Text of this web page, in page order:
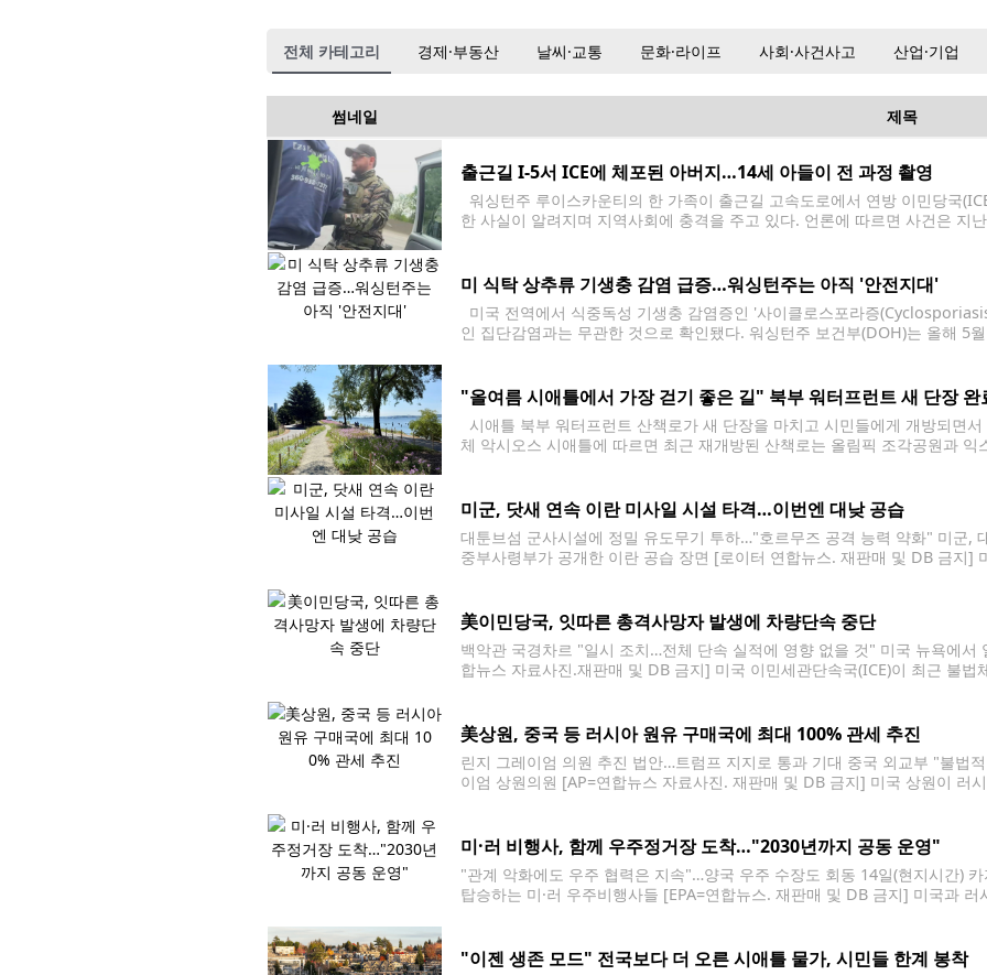
전체 카테고리 경제·부동산 날씨·교통 문화·라이프 사회·사건사고 산업·기업
썸네일 제목
출근길 I-5서 ICE에 체포된 아버지…14세 아들이 전 과정 촬영
워싱턴주 루이스카운티의 한 가족이 출근길 고속도로에서 연방 이민당국
한 사실이 알려지며 지역사회에 충격을 주고 있다. 언론에 따르면 사건은 지
미 식탁 상추류 기생충 감염 급증…워싱턴주는 아직 '안전지대'
미국 전역에서 식중독성 기생충 감염증인 '사이클로스포라증
인 집단감염과는 무관한 것으로 확인됐다. 워싱턴주 보건부(DOH)는 올해 5
"올여름 시애틀에서 가장 걷기 좋은 길" 북부 워터프런트 새 단장 완
시애틀 북부 워터프런트 산책로가 새 단장을 마치고 시민들에게 개방되면
체 악시오스 시애틀에 따르면 최근 재개방된 산책로는 올림픽 조각공원과
미군, 닷새 연속 이란 미사일 시설 타격…이번엔 대낮 공습
대툰브섬 군사시설에 정밀 유도무기 투하…"호르무즈 공격 능력 약화" 미군,
중부사령부가 공개한 이란 공습 장면 [로이터 연합뉴스. 재판매 및 DB 금지]
美이민당국, 잇따른 총격사망자 발생에 차량단속 중단
백악관 국경차르 "일시 조치…전체 단속 실적에 영향 없을 것" 미국 뉴욕에서
합뉴스 자료사진.재판매 및 DB 금지] 미국 이민세관단속국(ICE)이 최근 불
美상원, 중국 등 러시아 원유 구매국에 최대 100% 관세 추진
린지 그레이엄 의원 추진 법안…트럼프 지지로 통과 기대 중국 외교부 "불법
이엄 상원의원 [AP=연합뉴스 자료사진. 재판매 및 DB 금지] 미국 상원이 러
미·러 비행사, 함께 우주정거장 도착…"2030년까지 공동 운영"
"관계 악화에도 우주 협력은 지속"…양국 우주 수장도 회동 14일(현지시간)
탑승하는 미·러 우주비행사들 [EPA=연합뉴스. 재판매 및 DB 금지] 미국과
"이젠 생존 모드" 전국보다 더 오른 시애틀 물가, 시민들 한계 봉착